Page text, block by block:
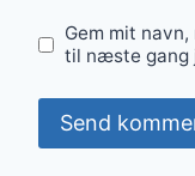
Gem mit
til næste gang